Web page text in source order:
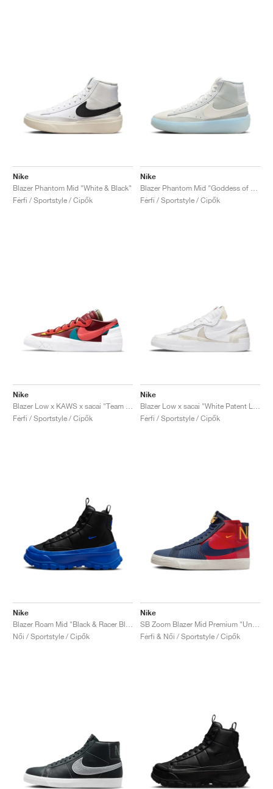
Nike
Blazer Phantom Mid "White & Black"
Férfi / Sportstyle / Cipők
Nike
Blazer Phantom Mid "Goddess of Victory"
Férfi / Sportstyle / Cipők
Nike
Blazer Low x KAWS x sacai "Team Red"
Férfi / Sportstyle / Cipők
Nike
Blazer Low x sacai "White Patent Leather"
Férfi / Sportstyle / Cipők
Nike
Blazer Roam Mid "Black & Racer Blue"
Női / Sportstyle / Cipők
Nike
SB Zoom Blazer Mid Premium "University Red & Midnight Navy"
Férfi & Női / Sportstyle / Cipők